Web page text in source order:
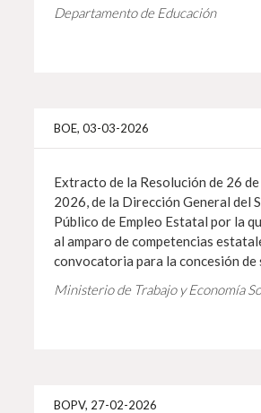
Departamento de Educación
BOE, 03-03-2026
Extracto de la Resolución de 26
2026, de la Dirección General del
Público de Empleo Estatal por la
al amparo de competencias
convocatoria para la concesión de
Ministerio de Trabajo y Economía
BOPV, 27-02-2026